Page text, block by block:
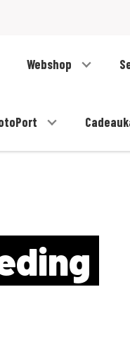
Webshop